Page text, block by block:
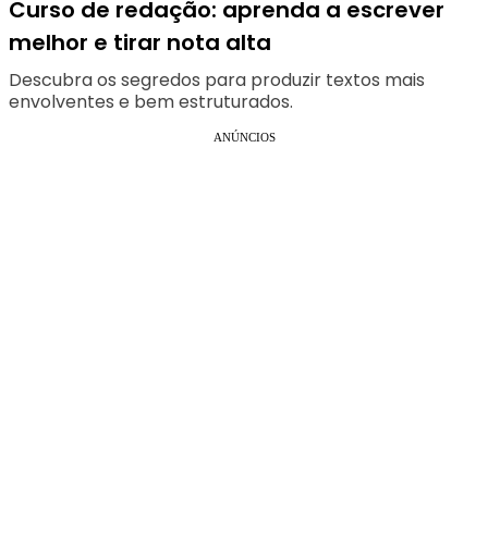
Curso de redação: aprenda a escrever
melhor e tirar nota alta
Descubra os segredos para produzir textos mais
envolventes e bem estruturados.
ANÚNCIOS